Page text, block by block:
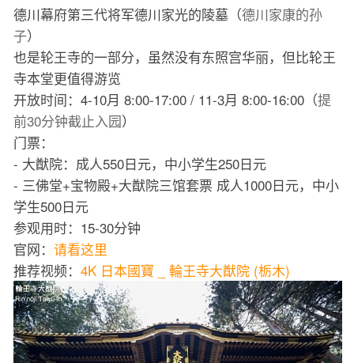
德川幕府第三代将军德川家光的陵墓（德川家康的孙
子）
也是轮王寺的一部分，虽然没有东照宫华丽，但比轮王
寺本堂更值得游览
开放时间：4-10月 8:00-17:00 / 11-3月 8:00-16:00（提
前30分钟截止入园）
门票：
- 大猷院：成人550日元，中小学生250日元
- 三佛堂+宝物殿+大猷院三馆套票 成人1000日元，中小
学生500日元
参观用时：15-30分钟
官网： 请看这里
推荐视频： 4K 日本國寶 _ 輪王寺大猷院 (栃木)